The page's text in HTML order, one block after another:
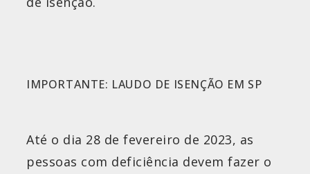
IMPORTANTE: LAUDO DE ISENÇÃO EM SP
Até o dia 28 de fevereiro de 2023, as
pessoas com deficiência devem fazer o